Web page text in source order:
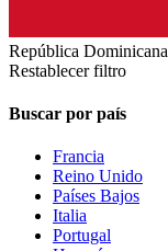
República Dominicana
Restablecer filtro
Buscar por país
Francia
Reino Unido
Países Bajos
Italia
Portugal